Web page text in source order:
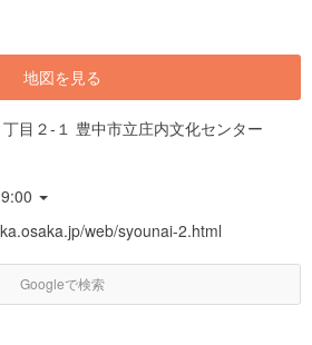
地図を見る
目２-１ 豊中市立庄内文化センター
web/syounai-2.html
Googleで検索